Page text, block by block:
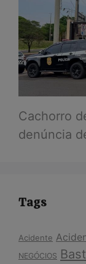
Cachorro
denúncia
Tags
Acidente
NEGÓCIOS